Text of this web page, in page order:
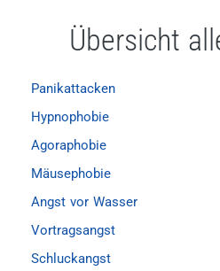
Übersicht
Panikattacken
Hypnophobie
Agoraphobie
Mäusephobie
Angst vor Wasser
Vortragsangst
Schluckangst